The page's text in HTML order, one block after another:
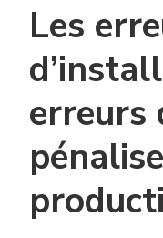
Les
erreurs